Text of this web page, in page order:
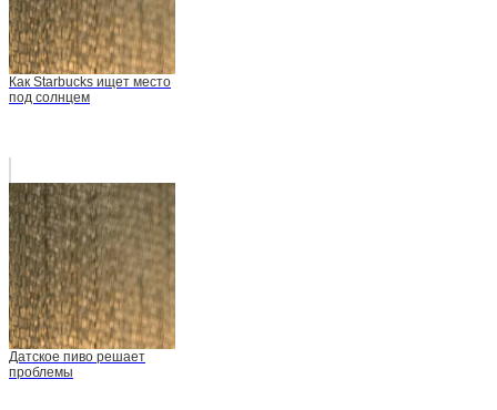
Как Starbucks ищет место
под солнцем
Датское пиво решает
проблемы